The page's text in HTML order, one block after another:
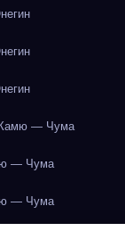
— Чума
— Чума
— Чума